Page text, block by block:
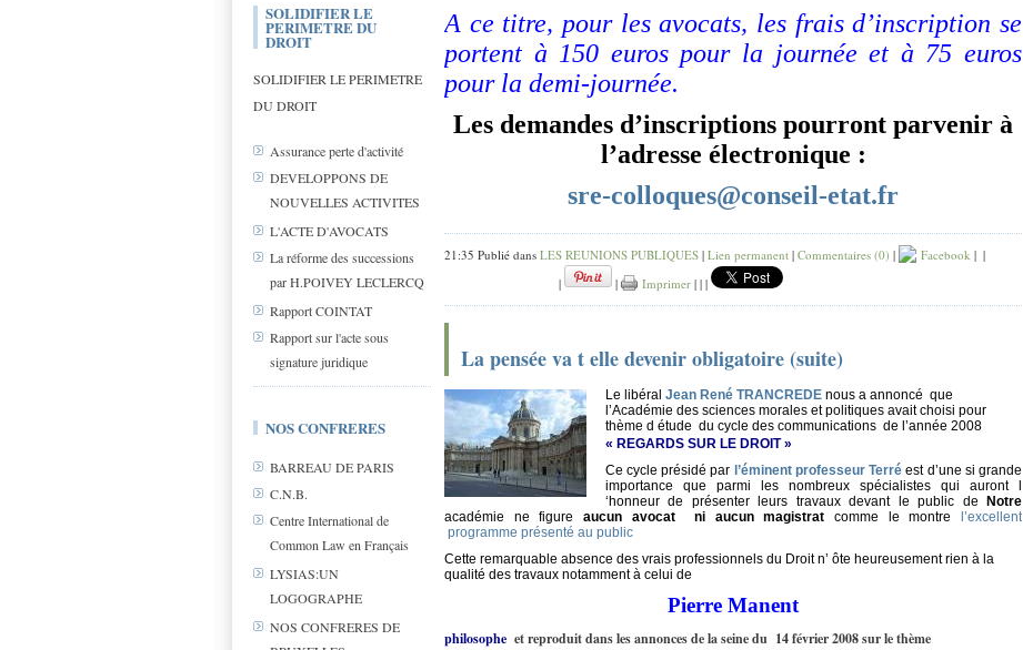
SOLIDIFIER LE
PERIMETRE DU
DROIT
SOLIDIFIER LE PERIMETRE
DU DROIT
Assurance perte d'activité
DEVELOPPONS DE
NOUVELLES ACTIVITES
L'ACTE D'AVOCATS
La réforme des successions
par H.POIVEY LECLERCQ
Rapport COINTAT
Rapport sur l'acte sous
signature juridique
NOS CONFRERES
BARREAU DE PARIS
C.N.B.
Centre International de
Common Law en Français
LYSIAS:UN
LOGOGRAPHE
NOS CONFRERES DE
A ce titre, pour les avocats, les frais d’inscription se
portent à 150 euros pour la journée et à 75 euros
pour la demi-journée.
Les demandes d’inscriptions pourront parvenir à
l’adresse électronique :
sre-colloques@conseil-etat.fr
21:35 Publié dans LES REUNIONS PUBLIQUES | Lien permanent | Commentaires (0) | Facebook | |
|
| Imprimer | | |
La pensée va t elle devenir obligatoire (suite)
Le libéral Jean René TRANCREDEnous a annoncé que
l’Académie des sciences morales et politiques avait choisi pour
thème d étude du cycle des communications de l’année 2008
« REGARDS SUR LE DROIT »
Ce cycle présidé par l’éminent professeur Terré est d’une si grande
importance que parmi les nombreux spécialistes qui auront l
‘honneur de présenter leurs travaux devant le public de
Notre
académie ne figure aucun avocat ni aucun magistrat comme le montre
l’excellent
programme présenté au public
Cette remarquable absence des vrais professionnels du Droit n’ ôte heureusement rien à la
qualité des travaux notamment à celui de
Pierre Manent
philosophe et reproduit dans les annonces de la seine du 14 février 2008 sur le thème